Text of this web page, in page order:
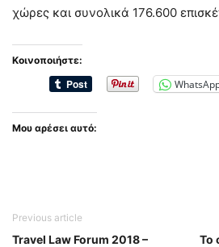
χώρες και συνολικά 176.600
Κοινοποιήστε:
Μου αρέσει αυτό:
Previous article
Travel Law Forum 2018 –
Το